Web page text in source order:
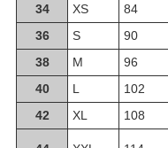
34
XS 84
36
S 90
38
M 96
40
L 102
42
XL 108